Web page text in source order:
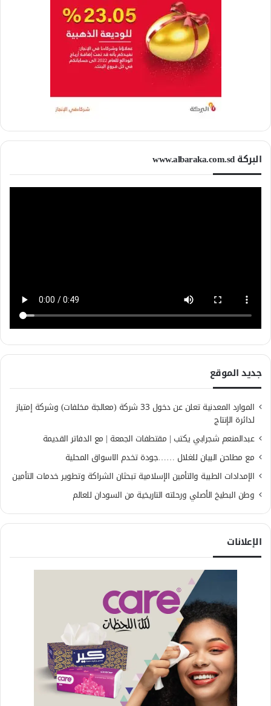
البركة www.albaraka.com.sd
جديد الموقع
الموارد المعدنية تعلن عن دخول 33 شركة (معالجة مخلفات) وشركة إمتياز
لدائرة الإنتاج
عبدالمنعم شجرابي يكتب | مقتطفات الجمعة | مع الدفاتر القديمة
مع مطاحن البيان للغلال ……جودة تخدم الاسواق المحلية
الإمدادات الطبية والتأمين الإسلامية تبحثان الشراكة وتطوير خدمات التأمين
وطن البطيخ الأصلي ورحلته التاريخية من السودان للعالم
الإعلانات